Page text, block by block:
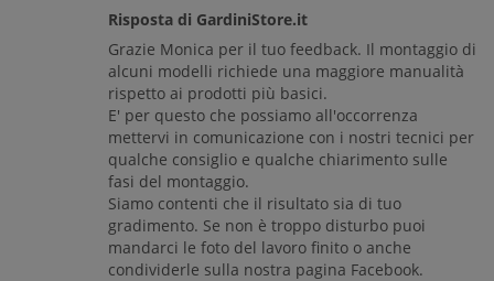
Risposta di GardiniStore.it
Grazie Monica per il tuo feedback. Il montaggio di
alcuni modelli richiede una maggiore manualità
rispetto ai prodotti più basici.
E' per questo che possiamo all'occorrenza
mettervi in comunicazione con i nostri tecnici per
qualche consiglio e qualche chiarimento sulle
fasi del montaggio.
Siamo contenti che il risultato sia di tuo
gradimento. Se non è troppo disturbo puoi
mandarci le foto del lavoro finito o anche
condividerle sulla nostra pagina Facebook.